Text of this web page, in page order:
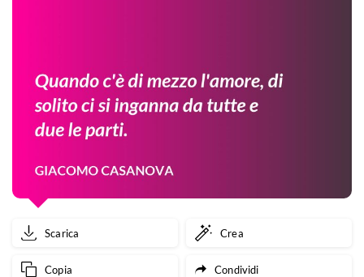
Scarica Crea
Copia Condividi